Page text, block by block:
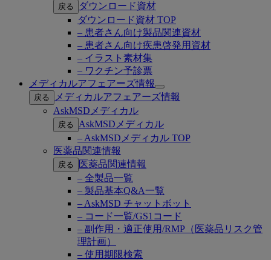
戻る
ダウンロード資材
ダウンロード資材 TOP
– 患者さん向け製品関連資材
– 患者さん向け疾患啓発用資材
– イラスト素材集
– ワクチン予診票
メディカルアフェアーズ情報
Open
submenu
戻る
メディカルアフェアーズ情報
AskMSDメディカル
戻る
AskMSDメディカル
– AskMSDメディカル TOP
医薬品関連情報
戻る
医薬品関連情報
– 全製品一覧
– 製品基本Q&A一覧
– AskMSD チャットボット
– コード一覧/GS1コード
– 副作用・適正使用/RMP（医薬品リスク管
理計画）
– 使用期限検索